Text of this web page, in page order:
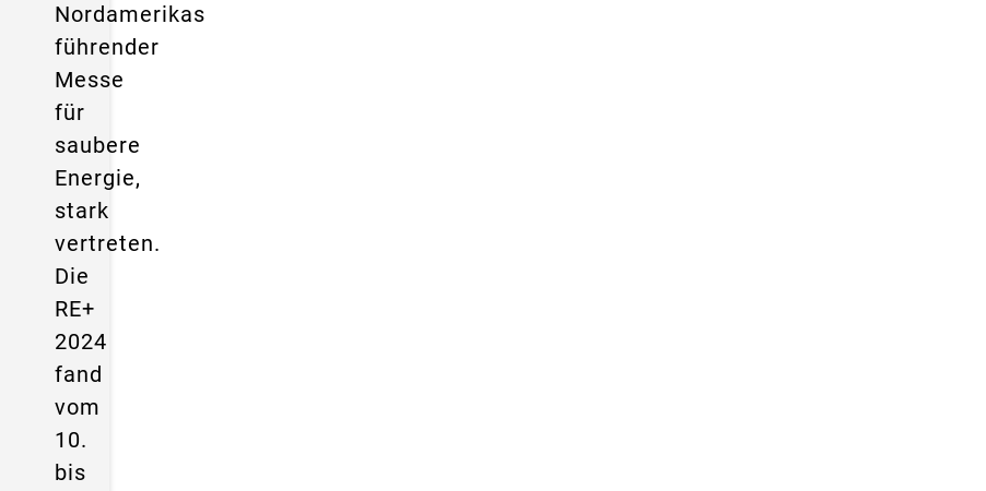
Nordamerikas
führender
Messe
für
saubere
Energie,
stark
vertreten.
Die
RE+
2024
fand
vom
10.
bis